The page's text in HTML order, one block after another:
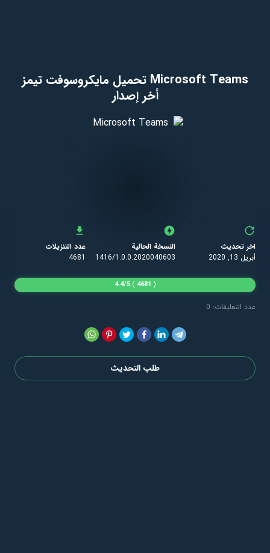
Microsoft Teams تحميل مايكروسوفت تيمز
أخر إصدار
اخر تحديث
أبريل 13, 2020
النسخة الحالية
1416/1.0.0.2020040603
عدد التنزيلات
4681
عدد التعليقات: 0
(
4681
)
4.4/5
طلب التحديث